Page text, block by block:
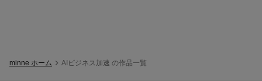
minne ホーム AIビジネス加速 の作品一覧